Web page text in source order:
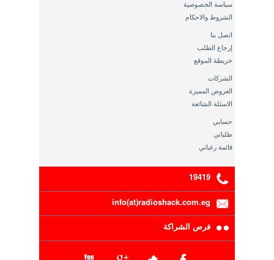
سياسة الخصوصية
الشروط والاحكام
اتصل بنا
إرجاع الطلب
خريطة الموقع
الشركات
العروض المميزة
الاسئلة الشائعة
حسابي
طلباتي
قائمة رغباتي
19419
info(at)radioshack.com.eg
فرص الشراكة